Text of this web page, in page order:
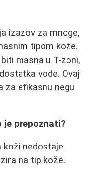
izazov za mnoge,
tipom kože.
masna u T-zoni,
vode. Ovaj
za efikasnu negu
je prepoznati?
koži nedostaje
na tip kože.